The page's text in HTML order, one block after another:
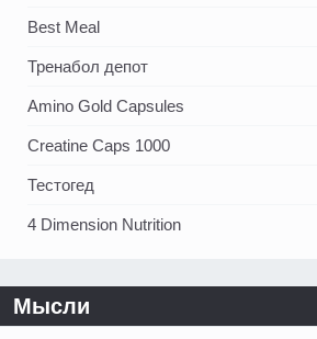
Best Meal
Тренабол депот
Amino Gold Capsules
Creatine Caps 1000
Тестогед
4 Dimension Nutrition
Мысли